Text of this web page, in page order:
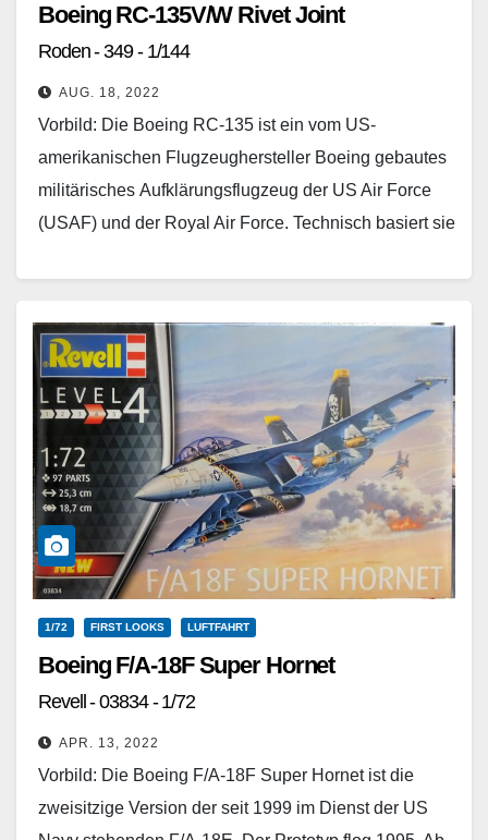
Boeing RC-135V/W Rivet Joint
Roden - 349 - 1/144
AUG. 18, 2022
Vorbild: Die Boeing RC-135 ist ein vom US-
amerikanischen Flugzeughersteller Boeing gebautes
militärisches Aufklärungsflugzeug der US Air Force
(USAF) und der Royal Air Force. Technisch basiert sie
strategische elektronische Aufklärung (ELINT)
und Fernmeldeaufklärung (COMINT) versehen…
Weiterlesen
1/72 FIRST LOOKS LUFTFAHRT
Boeing F/A-18F Super Hornet
Revell - 03834 - 1/72
APR. 13, 2022
Vorbild: Die Boeing F/A-18F Super Hornet ist die
zweisitzige Version der seit 1999 im Dienst der US